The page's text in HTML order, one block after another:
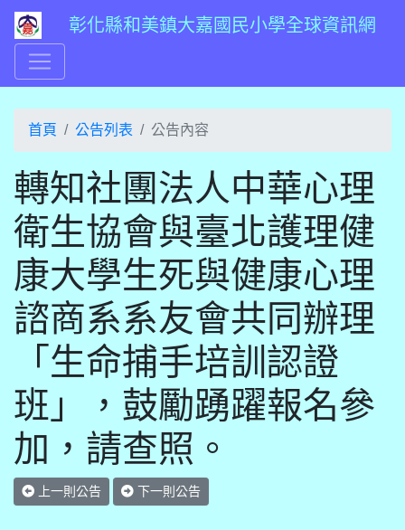
彰化縣和美鎮大嘉國民小學全球資訊網
首頁 公告列表 公告內容
轉知社團法人中華心理
衛生協會與臺北護理健
康大學生死與健康心理
諮商系系友會共同辦理
「生命捕手培訓認證
班」，鼓勵踴躍報名參
加，請查照。
上一則公告 下一則公告